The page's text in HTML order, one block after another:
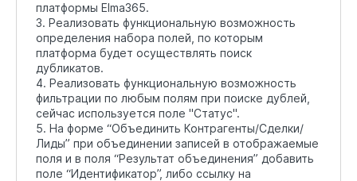
платформы Elma365.
3. Реализовать функциональную возможность
определения набора полей, по которым
платформа будет осуществлять поиск
дубликатов.
4. Реализовать функциональную возможность
фильтрации по любым полям при поиске дублей,
сейчас используется поле "Статус".
5. На форме “Объединить Контрагенты/Сделки/
Лиды” при объединении записей в отображаемые
поля и в поля “Результат объединения” добавить
поле “Идентификатор”, либо ссылку на